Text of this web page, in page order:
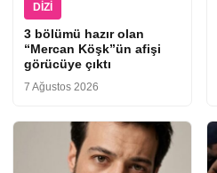
DIZI
3 bölümü hazır olan
“Mercan Köşk”ün afişi
görücüye çıktı
7 Ağustos 2026